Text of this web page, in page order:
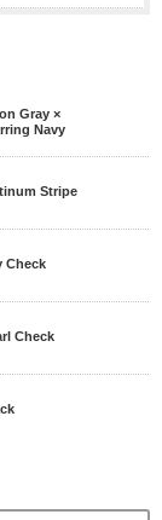
Gray ×
Navy
Stripe
Check
Check